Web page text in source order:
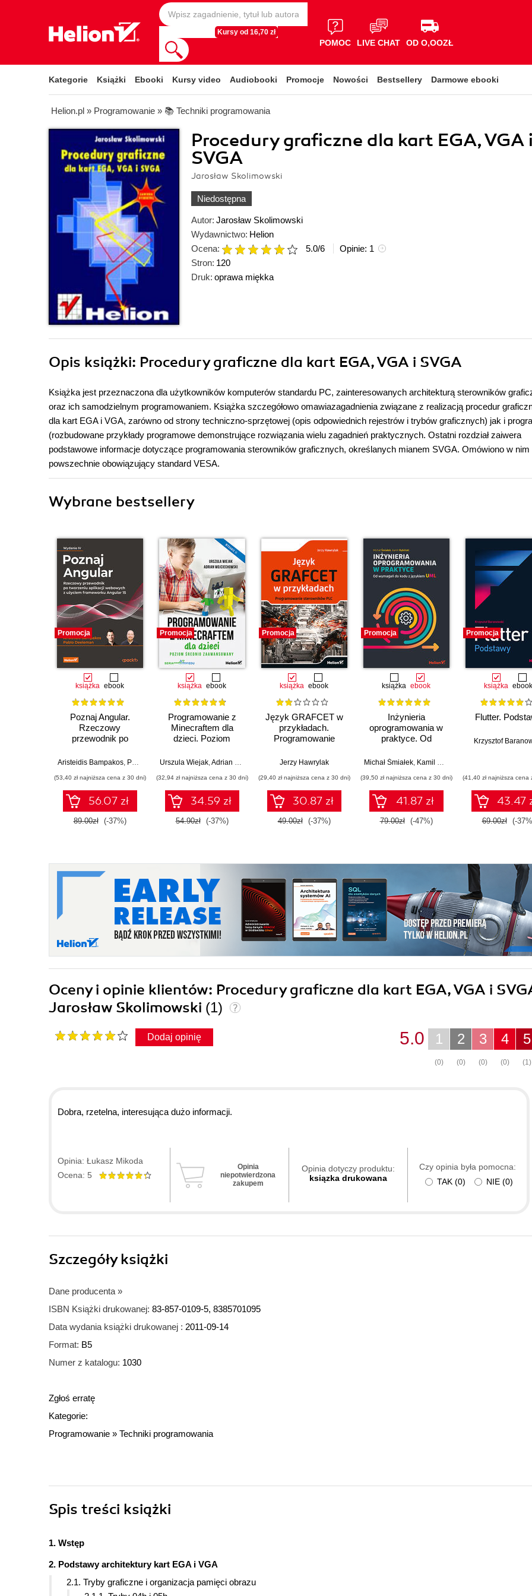
Kursy od 16,70 zł
POMOC LIVE CHAT OD O,OOZŁ
Kategorie Książki Ebooki Kursy video Audiobooki Promocje Nowości Bestsellery Darmowe ebooki
Helion.pl » Programowanie » 📚 Techniki programowania
Procedury graficzne dla kart EGA, VGA i
SVGA
Jarosław Skolimowski
Niedostępna
Autor: Jarosław Skolimowski
Wydawnictwo: Helion
Ocena:
5.0/6 Opinie: 1
Stron: 120
Druk: oprawa miękka
Opis książki: Procedury graficzne dla kart EGA, VGA i SVGA
Książka jest przeznaczona dla użytkowników komputerów standardu PC, zainteresowanych architekturą sterowników
oraz ich samodzielnym programowaniem. Książka szczegółowo omawiazagadnienia związane z realizacją procedur
dla kart EGA i VGA, zarówno od strony techniczno-sprzętowej (opis odpowiednich rejestrów i trybów graficznych) jak i
(rozbudowane przykłady programowe demonstrujące rozwiązania wielu zagadnień praktycznych. Ostatni rozdział zaiwera
podstawowe informacje dotyczące programowania sterowników graficznych, określanych mianem SVGA. Omówiono w nim
powszechnie obowiązujący standard VESA.
Wybrane bestsellery
Promocja
książka ebook
Poznaj Angular.
Rzeczowy
przewodnik po
webowych z użyciem
15. Wydanie IV
Aristeidis Bampakos, Pablo Deeleman
(53,40 zł najniższa cena z 30 dni)
56.07 zł
89.00zł (-37%)
Promocja
książka ebook
Programowanie z
Minecraftem dla
dzieci. Poziom
zaawansowany.
Urszula Wiejak,Adrian Wojciechowski
(32,94 zł najniższa cena z 30 dni)
34.59 zł
54.90zł (-37%)
Promocja
książka ebook
Język GRAFCET w
przykładach.
Programowanie
Jerzy Hawrylak
(29,40 zł najniższa cena z 30 dni)
30.87 zł
49.00zł (-37%)
Promocja
książka ebook
Inżynieria
oprogramowania w
praktyce. Od
językiem UML
Michał Śmiałek, Kamil Rybiński
(39,50 zł najniższa cena z 30 dni)
41.87 zł
79.00zł (-47%)
Promocja
książka ebook
Flutter.
Krzysztof
(41,40 zł najniższa cena
43.47
69.00zł (-
Oceny i opinie klientów: Procedury graficzne dla kart EGA, VGA i
Jarosław Skolimowski (1)
Dodaj opinię 5
(1)
4
(0)
3
(0)
2
(0)
1
(0)
5.0
Dobra, rzetelna, interesująca dużo informacji.
Opinia: Łukasz Mikoda
Ocena: 5
Opinia
niepotwierdzona
zakupem
Opinia dotyczy produktu:
ksiązka drukowana
Czy opinia była pomocna:
TAK (0) NIE (0)
Szczegółyksiążki
Dane producenta »
ISBN Książki drukowanej: 83-857-0109-5, 8385701095
Data wydania książki drukowanej : 2011-09-14
Format: B5
Numer z katalogu: 1030
Zgłoś erratę
Kategorie:
Programowanie » Techniki programowania
Spis treści książki
1. Wstęp
2. Podstawy architektury kart EGA i VGA
2.1. Tryby graficzne i organizacja pamięci obrazu